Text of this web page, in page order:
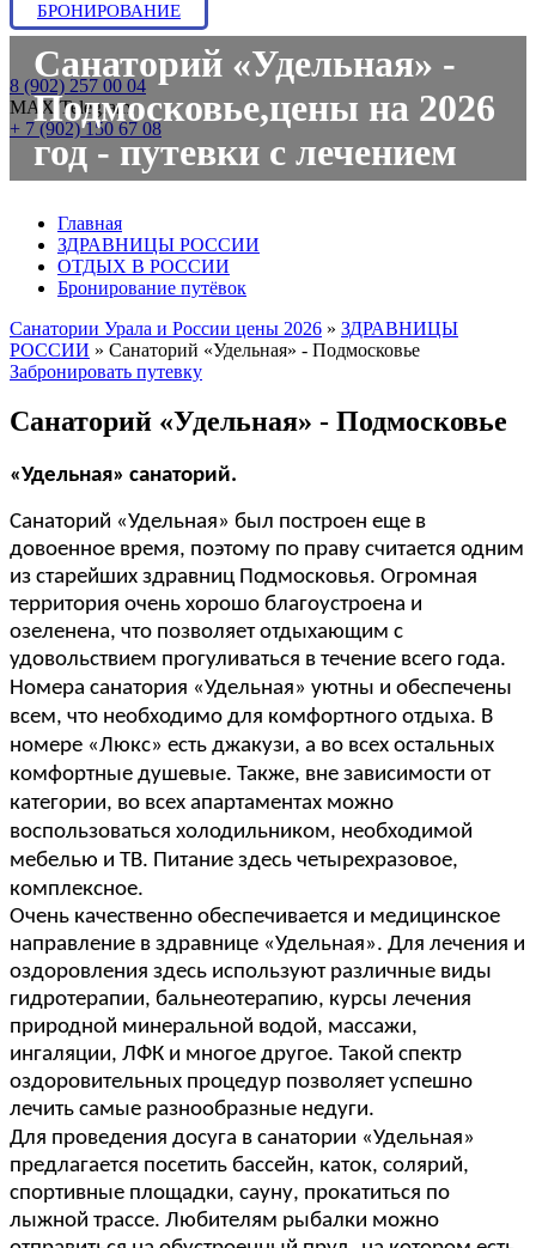
БРОНИРОВАНИЕ
8 (902) 257 00 04
МАХ/Telegram:
+ 7 (902) 150 67 08
Санаторий «Удельная» -
Подмосковье,цены на 2026
год - путевки с лечением
Главная
ЗДРАВНИЦЫ РОССИИ
ОТДЫХ В РОССИИ
Бронирование путёвок
Санатории Урала и России цены 2026 » ЗДРАВНИЦЫ
РОССИИ » Санаторий «Удельная» - Подмосковье
Забронировать путевку
Санаторий «Удельная» - Подмосковье
«Удельная» санаторий.
Санаторий «Удельная» был построен еще в
довоенное время, поэтому по праву считается одним
из старейших здравниц Подмосковья. Огромная
территория очень хорошо благоустроена и
озеленена, что позволяет отдыхающим с
удовольствием прогуливаться в течение всего года.
Номера санатория «Удельная» уютны и обеспечены
всем, что необходимо для комфортного отдыха. В
номере «Люкс» есть джакузи, а во всех остальных
комфортные душевые. Также, вне зависимости от
категории, во всех апартаментах можно
воспользоваться холодильником, необходимой
мебелью и ТВ. Питание здесь четырехразовое,
комплексное.
Очень качественно обеспечивается и медицинское
направление в здравнице «Удельная». Для лечения и
оздоровления здесь используют различные виды
гидротерапии, бальнеотерапию, курсы лечения
природной минеральной водой, массажи,
ингаляции, ЛФК и многое другое. Такой спектр
оздоровительных процедур позволяет успешно
лечить самые разнообразные недуги.
Для проведения досуга в санатории «Удельная»
предлагается посетить бассейн, каток, солярий,
спортивные площадки, сауну, прокатиться по
лыжной трассе. Любителям рыбалки можно